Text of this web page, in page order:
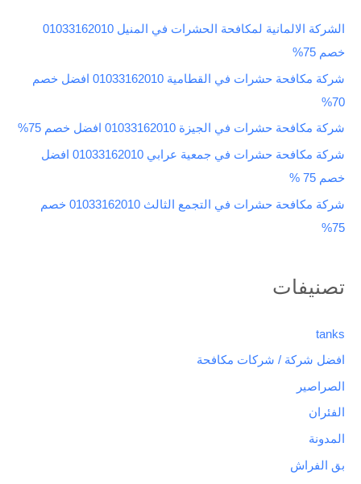
:
الشركة الالمانية لمكافحة الحشرات في المنيل 01033162010
خصم 75%
شركة مكافحة حشرات في القطامية 01033162010 افضل خصم
70%
شركة مكافحة حشرات في الجيزة 01033162010 افضل خصم 75%
شركة مكافحة حشرات في جمعية عرابي 01033162010 افضل
خصم 75 %
شركة مكافحة حشرات في التجمع الثالث 01033162010 خصم
75%
تصنيفات
tanks
افضل شركة / شركات مكافحة
الصراصير
الفئران
المدونة
بق الفراش